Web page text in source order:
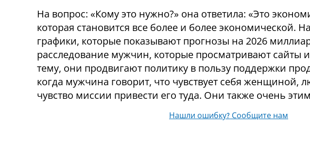
На вопрос: «Кому это нужно?» она ответила: «Это
которая становится все более и более экономической.
графики, которые показывают прогнозы на 2026
расследование мужчин, которые просматривают сайты
тему, они продвигают политику в пользу поддержки
когда мужчина говорит, что чувствует себя женщиной,
чувство миссии привести его туда. Они также очень
Нашли ошибку? Сообщите нам